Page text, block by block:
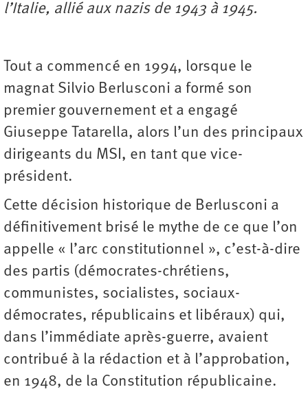
l’Italie, allié aux nazis de 1943 à 1945.
Tout a commencé en 1994, lorsque le
magnat Silvio Berlusconi a formé son
premier gouvernement et a engagé
Giuseppe Tatarella, alors l’un des principaux
dirigeants du MSI, en tant que vice-
président.
Cette décision historique de Berlusconi a
définitivement brisé le mythe de ce que l’on
appelle « l’arc constitutionnel », c’est-à-dire
des partis (démocrates-chrétiens,
communistes, socialistes, sociaux-
démocrates, républicains et libéraux) qui,
dans l’immédiate après-guerre, avaient
contribué à la rédaction et à l’approbation,
en 1948, de la Constitution républicaine.